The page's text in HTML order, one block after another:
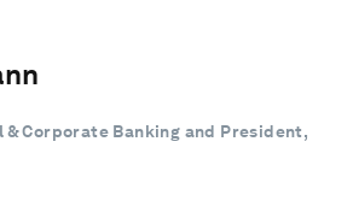
& Corporate Banking and President,